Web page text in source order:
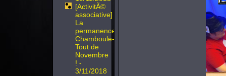
[ActivitÃ©
associative]
La
permanence
Chamboule-
Tout de
Novembre
! -
3/11/2018